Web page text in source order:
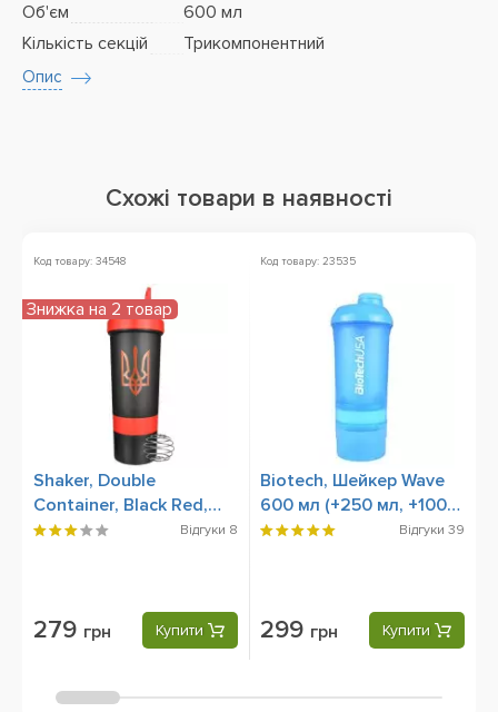
Об'єм
600 мл
Кількість секцій
Трикомпонентний
Опис
Схожі товари в наявності
Код товару: 34548
Shaker, Double
Container, Black Red,
600 ml
Відгуки 8
279 грн Купити
Знижка на 2 товар
Код товару: 23535
Biotech, Шейкер Wave
600 мл (+250 мл, +100
мл) Shocking BlueВідгуки 39
299 грн Купити